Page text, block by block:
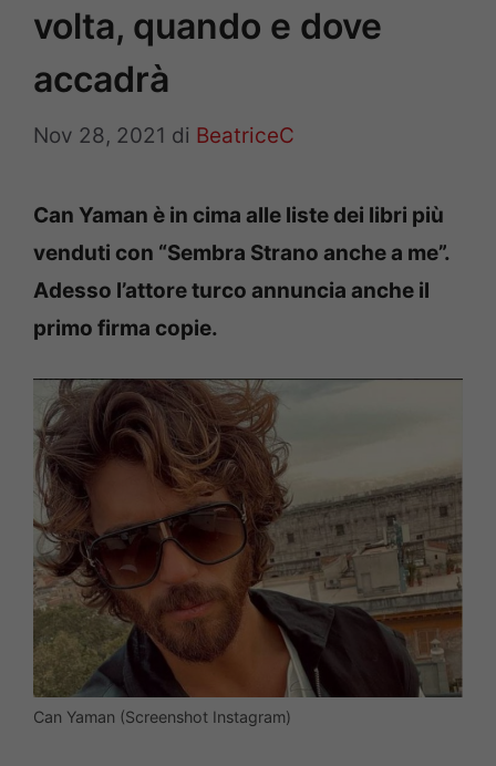
volta, quando e dove
accadrà
Nov 28, 2021 di BeatriceC
Can Yaman è in cima alle liste dei libri più
venduti con “Sembra Strano anche a me”.
Adesso l’attore turco annuncia anche il
primo firma copie.
Can Yaman (Screenshot Instagram)